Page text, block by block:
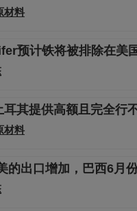
材料
预计铁将被排除在美
其提供高额且完全行
材料
的出口增加，巴西6月